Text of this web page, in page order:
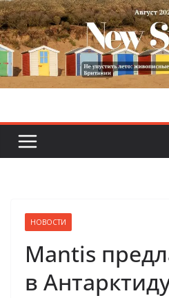
Skip
to
content
НОВОСТИ
Mantis
в